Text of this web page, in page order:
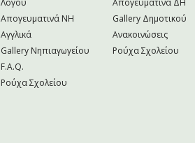
Λόγου
Απογευματινά NH
Αγγλικά
Gallery Νηπιαγωγείου
F.A.Q.
Ρούχα Σχολείου
Απογευματινά ΔΗ
Gallery Δημοτικού
Ανακοινώσεις
Ρούχα Σχολείου